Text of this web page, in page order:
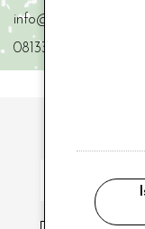
0813331162
ISCRIVITI
ho letto ed